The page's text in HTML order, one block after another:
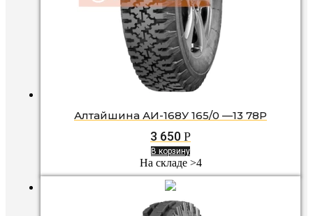
Алтайшина АИ-168У 165/0 —13 78P
3 650 Р
В корзину
На складе >4